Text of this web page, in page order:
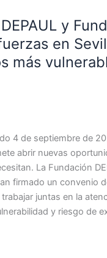
y
en
más
4 de septiembre de
abrir nuevas
La Fundación
firmado un convenio
juntas en la
y riesgo de